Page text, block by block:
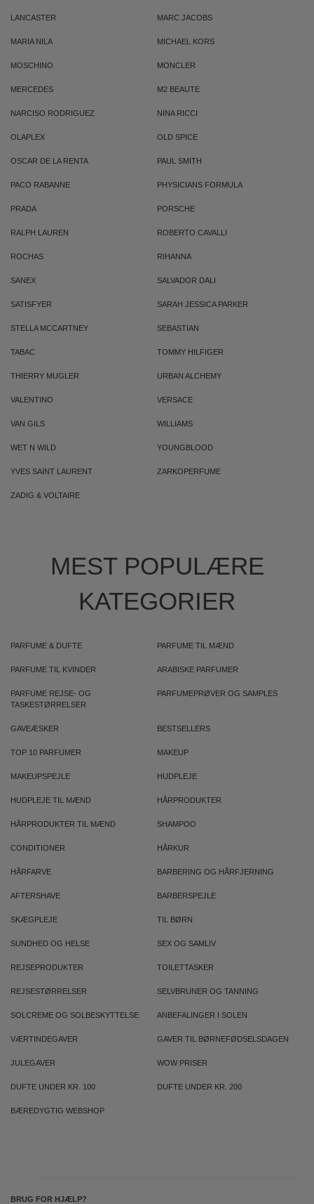
LANCASTER MARC JACOBS
MARIA NILA MICHAEL KORS
MOSCHINO MONCLER
MERCEDES M2 BEAUTE
NARCISO RODRIGUEZ NINA RICCI
OLAPLEX OLD SPICE
OSCAR DE LA RENTA PAUL SMITH
PACO RABANNE PHYSICIANS FORMULA
PRADA PORSCHE
RALPH LAUREN ROBERTO CAVALLI
ROCHAS RIHANNA
SANEX SALVADOR DALI
SATISFYER SARAH JESSICA PARKER
STELLA MCCARTNEY SEBASTIAN
TABAC TOMMY HILFIGER
THIERRY MUGLER URBAN ALCHEMY
VALENTINO VERSACE
VAN GILS WILLIAMS
WET N WILD YOUNGBLOOD
YVES SAINT LAURENT ZARKOPERFUME
ZADIG & VOLTAIRE
MEST POPULÆRE
KATEGORIER
PARFUME & DUFTE PARFUME TIL MÆND
PARFUME TIL KVINDER ARABISKE PARFUMER
PARFUME REJSE- OG
TASKESTØRRELSER
PARFUMEPRØVER OG SAMPLES
GAVEÆSKER BESTSELLERS
TOP 10 PARFUMER MAKEUP
MAKEUPSPEJLE HUDPLEJE
HUDPLEJE TIL MÆND HÅRPRODUKTER
HÅRPRODUKTER TIL MÆND SHAMPOO
CONDITIONER HÅRKUR
HÅRFARVE BARBERING OG HÅRFJERNING
AFTERSHAVE BARBERSPEJLE
SKÆGPLEJE TIL BØRN
SUNDHED OG HELSE SEX OG SAMLIV
REJSEPRODUKTER TOILETTASKER
REJSESTØRRELSER SELVBRUNER OG TANNING
SOLCREME OG SOLBESKYTTELSE ANBEFALINGER I SOLEN
VÆRTINDEGAVER GAVER TIL BØRNEFØDSELSDAGEN
JULEGAVER WOW PRISER
DUFTE UNDER KR. 100 DUFTE UNDER KR. 200
BÆREDYGTIG WEBSHOP
BRUG FOR HJÆLP?